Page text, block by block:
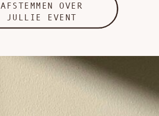
AFSTEMMEN OVER
JULLIE EVENT